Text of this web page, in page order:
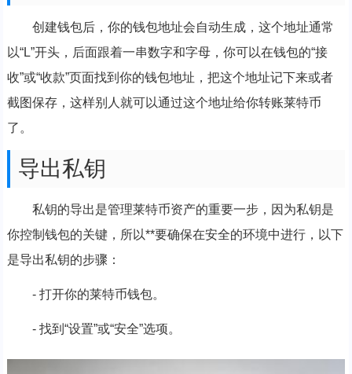
创建钱包后，你的钱包地址会自动生成，这个地址通常
以“L”开头，后面跟着一串数字和字母，你可以在钱包的“接
收”或“收款”页面找到你的钱包地址，把这个地址记下来或者
截图保存，这样别人就可以通过这个地址给你转账莱特币
了。
导出私钥
私钥的导出是管理莱特币资产的重要一步，因为私钥是
你控制钱包的关键，所以**要确保在安全的环境中进行，以下
是导出私钥的步骤：
- 打开你的莱特币钱包。
- 找到“设置”或“安全”选项。